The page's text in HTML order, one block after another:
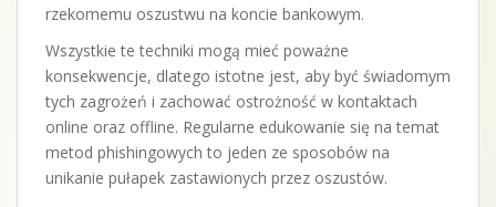
rzekomemu oszustwu na koncie bankowym.
Wszystkie te techniki mogą mieć poważne
konsekwencje, dlatego istotne jest, aby być świadomym
tych zagrożeń i zachować ostrożność w kontaktach
online oraz offline. Regularne edukowanie się na temat
metod phishingowych to jeden ze sposobów na
unikanie pułapek zastawionych przez oszustów.